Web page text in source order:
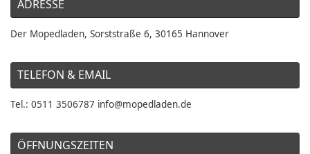
ADRESSE
Der Mopedladen, Sorststraße 6, 30165 Hannover
TELEFON & EMAIL
Tel.: 0511 3506787 info@mopedladen.de
ÖFFNUNGSZEITEN